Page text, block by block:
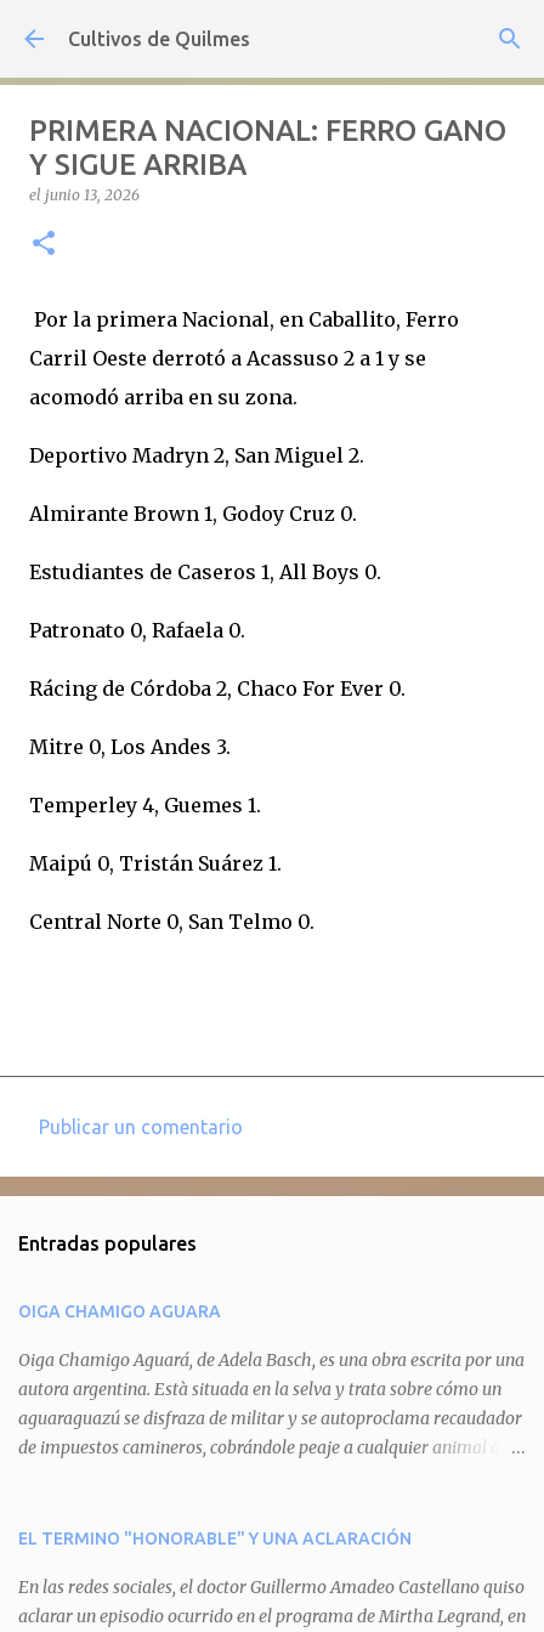
Ir al contenido principal
Cultivos de Quilmes
PRIMERA NACIONAL: FERRO GANO
Y SIGUE ARRIBA
el junio 13, 2026
Por la primera Nacional, en Caballito, Ferro
Carril Oeste derrotó a Acassuso 2 a 1 y se
acomodó arriba en su zona.
Deportivo Madryn 2, San Miguel 2.
Almirante Brown 1, Godoy Cruz 0.
Estudiantes de Caseros 1, All Boys 0.
Patronato 0, Rafaela 0.
Rácing de Córdoba 2, Chaco For Ever 0.
Mitre 0, Los Andes 3.
Temperley 4, Guemes 1.
Maipú 0, Tristán Suárez 1.
Central Norte 0, San Telmo 0.
e
t
a
r
i
o
Publicar un comentario
Entradas populares
OIGA CHAMIGO AGUARA
Oiga Chamigo Aguará, de Adela Basch, es una obra escrita por una
autora argentina. Està situada en la selva y trata sobre cómo un
aguaraguazú se disfraza de militar y se autoproclama recaudador
de impuestos camineros, cobrándole peaje a cualquier animal que
aguará le provoca. De igual manera pasa con Tatú, el armadillo.
del aguará y pasa sin pagar. Por último, Tui, la cotorra, deja
expuesta la mentira del aguará y arenga a los otros tres
EL TERMINO "HONORABLE" Y UNA ACLARACIÓN
En las redes sociales, el doctor Guillermo Amadeo Castellano quiso
aclarar un episodio ocurrido en el programa de Mirtha Legrand, en